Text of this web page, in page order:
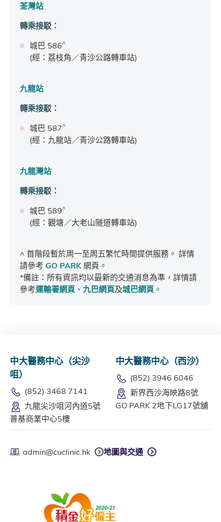
荃灣站
轉乘接駁 ：
城巴 586^
(經：荔枝角／青沙公路轉車站)
九龍站
轉乘接駁 ：
城巴 587^
(經：九龍站／青沙公路轉車站)
九龍灣站
轉乘接駁 ：
城巴 589^
(經：觀塘／大老山隧道轉車站)
^ 首階段暫於周一至周五繁忙時間提供服務。 詳情
請參考 GO PARK 網頁。
*備註：所有資訊均以最新的交通消息為準，詳情請
參考運輸署網頁 、 九巴網頁及城巴網頁 。
中大醫務中心（尖沙
咀）
(852) 3468 7141
九龍尖沙咀河內道5號
普基商業中心5樓
中大醫務中心（西沙）
(852) 3946 6046
新界西沙海映路8號
GO PARK 2地下LG17號舖
admin@cuclinic.hk 地圖與交通